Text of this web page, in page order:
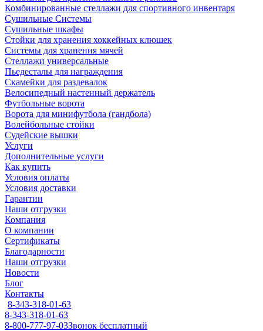
Комбинированные стеллажи для спортивного инвентаря
Сушильные Системы
Сушильные шкафы
Стойки для хранения хоккейных клюшек
Системы для хранения мячей
Стеллажи универсальные
Пьедесталы для награждения
Скамейки для раздевалок
Велосипедный настенный держатель
Футбольные ворота
Ворота для минифутбола (гандбола)
Волейбольные стойки
Судейские вышки
Услуги
Дополнительные услуги
Как купить
Условия оплаты
Условия доставки
Гарантии
Наши отгрузки
Компания
О компании
Сертификаты
Благодарности
Наши отгрузки
Новости
Блог
Контакты
8-343-318-01-63
8-343-318-01-63
8-800-777-97-03Звонок бесплатный